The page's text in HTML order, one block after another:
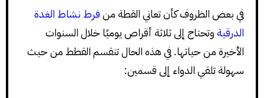
في بعض الظروف كأن تعاني القطة منفرط نشاط الغدة
الدرقيةوتحتاج إلى ثلاثة أقراص يوميًا خلال السنوات
الأخيرة من حياتها. في هذه الحال تنقسم القطط من حيث
سهولة تلقي الدواء إلى قسمين: